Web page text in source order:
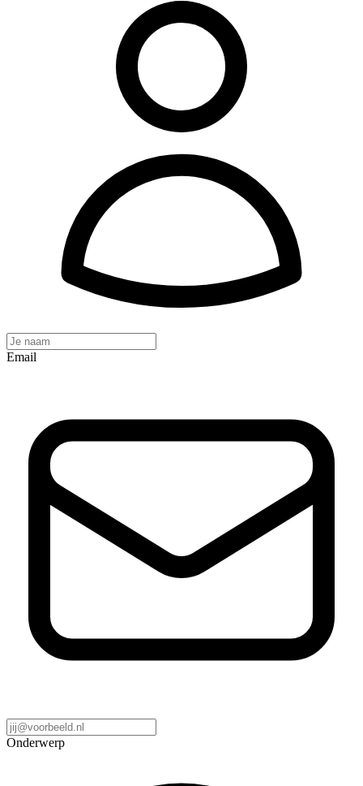
Email
Onderwerp